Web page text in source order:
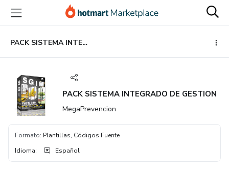
principal
página
de
página
PACK SISTEMA INTEGRADO DE GESTION
PACK SISTEMA INTEGRADO DE GESTION
MegaPrevencion
Formato: Plantillas, Códigos Fuente
Idioma: Español